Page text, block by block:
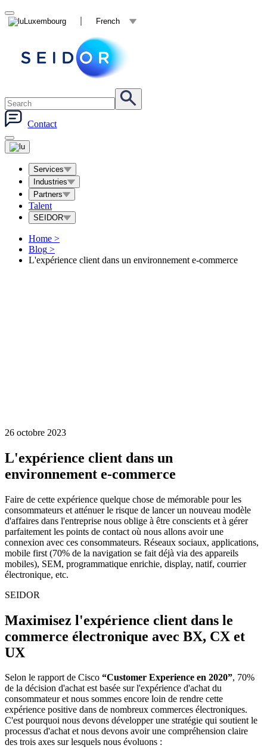
Luxembourg French
Contact
Services
Industries
Partners
Talent
SEIDOR
Home >
Blog >
L'expérience client dans un environnement e-commerce
26 octobre 2023
L'expérience client dans un
environnement e-commerce
Faire de cette expérience quelque chose de mémorable pour les
consommateurs et atténuer le risque de lancer un nouveau modèle
d'affaires dans l'entreprise nous oblige à être conscients et à gérer
parfaitement les points de contact où nous allons avoir une
connexion avec ces consommateurs. Réseaux sociaux, applications,
mobile first (70% de la navigation se fait déjà via des appareils
mobiles), SEM, programmatique enrichie, display, natif, courrier
électronique, etc.
SEIDOR
Maximisez l'expérience client dans le
commerce électronique avec BX, CX et
UX
Selon le rapport de Cisco “Customer Experience en 2020”, 70%
de la décision d'achat est basée sur l'expérience d'achat du
consommateur et nous sommes encore loin de rendre cette
expérience positive dans de nombreux commerces électroniques.
C'est pourquoi nous devons développer une stratégie qui soutient le
processus d'achat et nous devons avoir une compréhension claire
des trois axes sur lesquels nous évoluons :